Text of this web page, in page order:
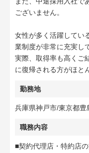
ございません。
女性が多く活躍してい
業制度が非常に充実し
実際、取得率も高くご
に復帰される方がほと
勤務地
兵庫県神戸市/東京都豊
職務内容
■契約代理店・特約店の